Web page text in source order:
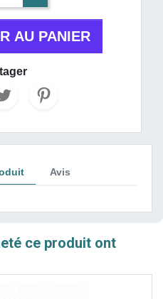
AU PANIER
Avis
ce produit ont